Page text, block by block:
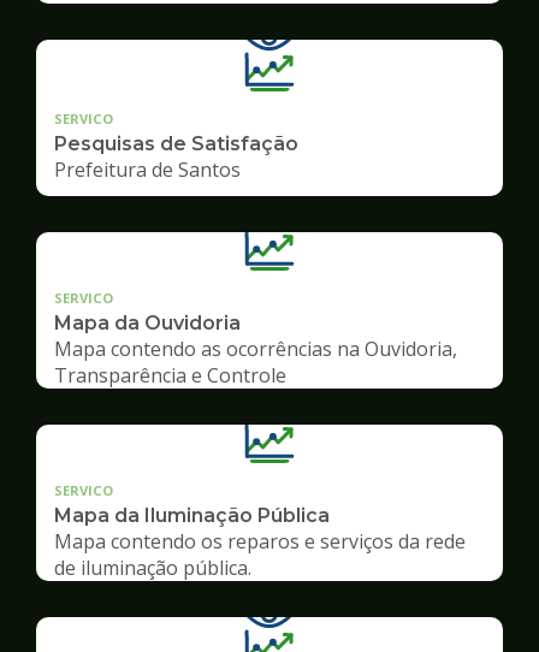
SERVICO
Pesquisas de Satisfação
Prefeitura de Santos
SERVICO
Mapa da Ouvidoria
Mapa contendo as ocorrências na Ouvidoria,
Transparência e Controle
SERVICO
Mapa da Iluminação Pública
Mapa contendo os reparos e serviços da rede
de iluminação pública.